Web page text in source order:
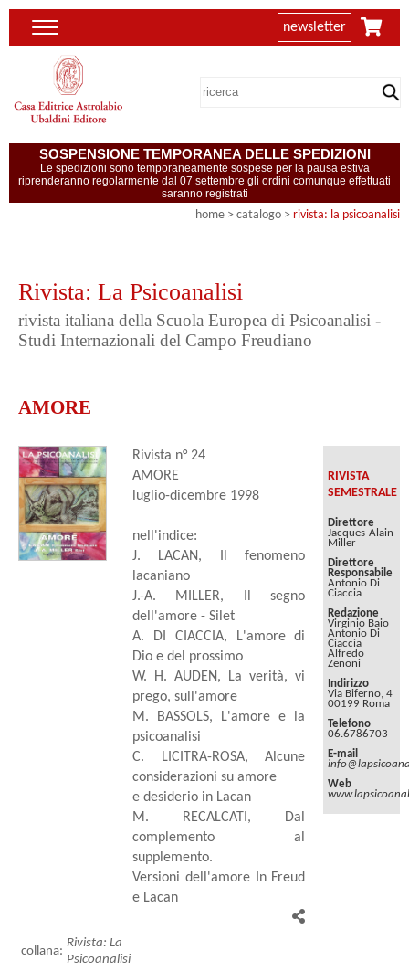
newsletter
SOSPENSIONE TEMPORANEA DELLE SPEDIZIONI
Le spedizioni sono temporaneamente sospese per la pausa estiva
riprenderanno regolarmente dal 07 settembre gli ordini comunque effettuati
saranno registrati
home > catalogo > rivista: la psicoanalisi
Rivista: La Psicoanalisi
rivista italiana della Scuola Europea di Psicoanalisi -
Studi Internazionali del Campo Freudiano
AMORE
Rivista n° 24
AMORE
luglio-dicembre 1998
nell'indice:
J. LACAN, Il fenomeno
lacaniano
J.-A. MILLER, Il segno
dell'amore - Silet
A. DI CIACCIA, L'amore di
Dio e del prossimo
W. H. AUDEN, La verità, vi
prego, sull'amore
M. BASSOLS, L'amore e la
psicoanalisi
C. LICITRA-ROSA, Alcune
considerazioni su amore
e desiderio in Lacan
M. RECALCATI, Dal
complemento al
supplemento.
Versioni dell'amore In Freud
e Lacan
RIVISTA
SEMESTRALE
Direttore
Jacques-Alain
Miller
Direttore
Responsabile
Antonio Di
Ciaccia
Redazione
Virginio Baio
Antonio Di
Ciaccia
Alfredo
Zenoni
Indirizzo
Via Biferno, 4
00199 Roma
Telefono
06.6786703
E-mail
Web
collana:
Rivista: La
Psicoanalisi